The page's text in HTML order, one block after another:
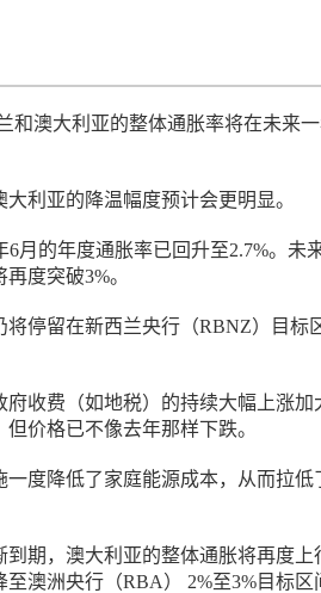
和澳大利亚的整体通胀率将在未来
利亚的降温幅度预计会更明显。
月的年度通胀率已回升至2.7%。未
度突破3%。
停留在新西兰央行（RBNZ）目标
收费（如地税）的持续大幅上涨加
价格已不像去年那样下跌。
度降低了家庭能源成本，从而拉低
期，澳大利亚的整体通胀将再度上
澳洲央行（RBA） 2%至3%目标区